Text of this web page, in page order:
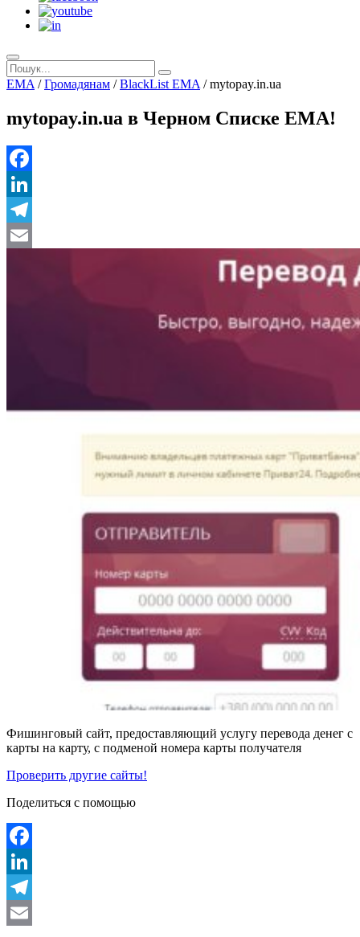
EMA /Громадянам /BlackList EMA /mytopay.in.ua
mytopay.in.ua в Черном Списке ЕМА!
Facebook
LinkedIn
Telegram
Фишинговый сайт, предоставляющий услугу перевода денег с
карты на карту, с подменой номера карты получателя
Проверить другие сайты!
Поделиться с помощью
Facebook
LinkedIn
Telegram